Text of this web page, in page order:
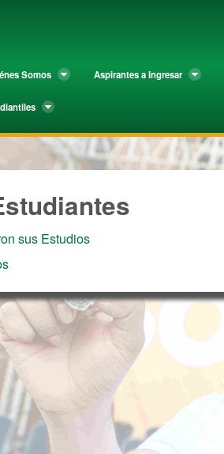
Somos Aspirantes a Ingresar
sus Estudios